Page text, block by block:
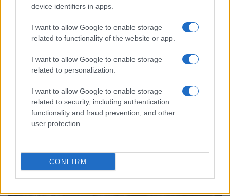
device identifiers in apps.
I want to allow Google to enable storage
related to functionality of the website or app.
I want to allow Google to enable storage
related to personalization.
I want to allow Google to enable storage
related to security, including authentication
functionality and fraud prevention, and other
user protection.
CONFIRM
mil dólares en inversiones digitales
Diego Martín · 7 Ago 2026
CRIPTOMONEDAS